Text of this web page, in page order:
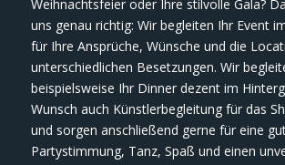
Weihnachtsfeier oder Ihre stilvolle Gala?
uns genau richtig: Wir begleiten Ihr Event
für Ihre Ansprüche, Wünsche und die
unterschiedlichen Besetzungen. Wir
beispielsweise Ihr Dinner dezent im
Wunsch auch Künstlerbegleitung für das
und sorgen anschließend gerne für eine
Partystimmung, Tanz, Spaß und einen